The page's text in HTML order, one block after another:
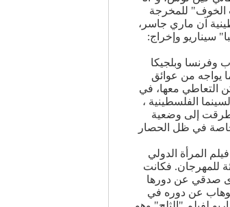
الخوف" للمخرجة
آن ماري جاسر،
سيناريو وإخراج:
وفرنسا وبلجيكا
يواجه من عوائق
التعاطي معها، في
الفلسطينية ،
إلى وضعية
خاصة في ظل الحصار
المرأة الدولي
الثالثة للمهرجان. فكانت
صدقي عن دورها
عن دوره في